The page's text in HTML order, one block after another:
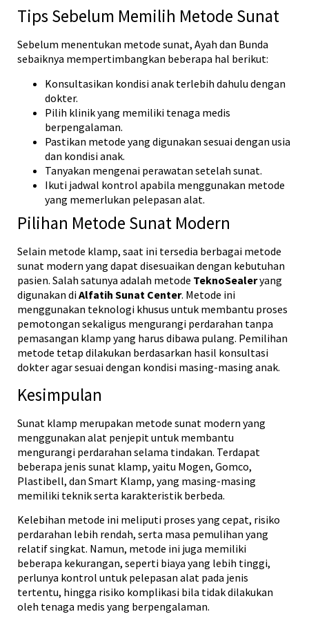
Tips Sebelum Memilih Metode Sunat
Sebelum menentukan metode sunat, Ayah dan Bunda
sebaiknya mempertimbangkan beberapa hal berikut:
Konsultasikan kondisi anak terlebih dahulu dengan
dokter.
Pilih klinik yang memiliki tenaga medis
berpengalaman.
Pastikan metode yang digunakan sesuai dengan usia
dan kondisi anak.
Tanyakan mengenai perawatan setelah sunat.
Ikuti jadwal kontrol apabila menggunakan metode
yang memerlukan pelepasan alat.
Pilihan Metode Sunat Modern
Selain metode klamp, saat ini tersedia berbagai metode
sunat modern yang dapat disesuaikan dengan kebutuhan
pasien. Salah satunya adalah metode TeknoSealeryang
digunakan diAlfatih Sunat Center. Metode ini
menggunakan teknologi khusus untuk membantu proses
pemotongan sekaligus mengurangi perdarahan tanpa
pemasangan klamp yang harus dibawa pulang. Pemilihan
metode tetap dilakukan berdasarkan hasil konsultasi
dokter agar sesuai dengan kondisi masing-masing anak.
Kesimpulan
Sunat klamp merupakan metode sunat modern yang
menggunakan alat penjepit untuk membantu
mengurangi perdarahan selama tindakan. Terdapat
beberapa jenis sunat klamp, yaitu Mogen, Gomco,
Plastibell, dan Smart Klamp, yang masing-masing
memiliki teknik serta karakteristik berbeda.
Kelebihan metode ini meliputi proses yang cepat, risiko
perdarahan lebih rendah, serta masa pemulihan yang
relatif singkat. Namun, metode ini juga memiliki
beberapa kekurangan, seperti biaya yang lebih tinggi,
perlunya kontrol untuk pelepasan alat pada jenis
tertentu, hingga risiko komplikasi bila tidak dilakukan
oleh tenaga medis yang berpengalaman.